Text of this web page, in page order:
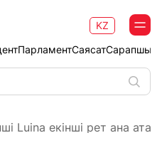
ПарламентСаясат
KZ
Luina екінші рет ана